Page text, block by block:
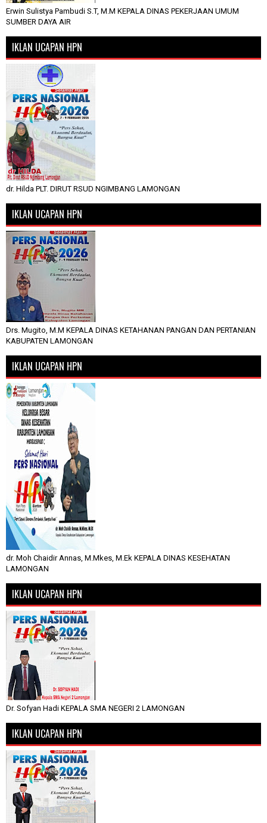
Erwin Sulistya Pambudi S.T, M.M KEPALA DINAS PEKERJAAN UMUM
SUMBER DAYA AIR
IKLAN UCAPAN HPN
dr. Hilda PLT. DIRUT RSUD NGIMBANG LAMONGAN
IKLAN UCAPAN HPN
Drs. Mugito, M.M KEPALA DINAS KETAHANAN PANGAN DAN PERTANIAN
KABUPATEN LAMONGAN
IKLAN UCAPAN HPN
dr. Moh Chaidir Annas, M.Mkes, M.Ek KEPALA DINAS KESEHATAN
LAMONGAN
IKLAN UCAPAN HPN
Dr. Sofyan Hadi KEPALA SMA NEGERI 2 LAMONGAN
IKLAN UCAPAN HPN